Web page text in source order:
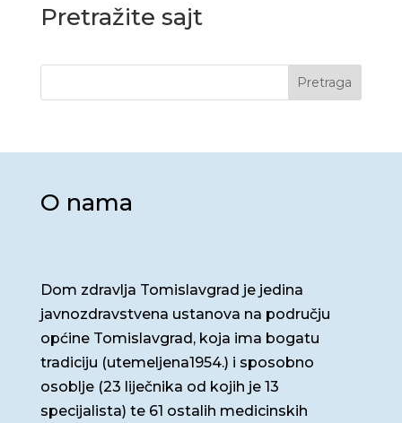
Pretražite sajt
Pretraga
O nama
Dom zdravlja Tomislavgrad je jedina
javnozdravstvena ustanova na području
općine Tomislavgrad, koja ima bogatu
tradiciju (utemeljena1954.) i sposobno
osoblje (23 liječnika od kojih je 13
specijalista) te 61 ostalih medicinskih